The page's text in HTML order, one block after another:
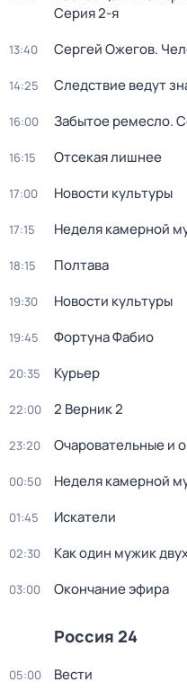
Серия 2-я
13:40 Сергей Ожегов.
14:25 Следствие ведут
16:00 Забытое ремесло.
16:15 Отсекая лишнее
17:00 Новости культуры
17:15 Неделя камерной
18:15 Полтава
19:30 Новости культуры
19:45 Фортуна Фабио
20:35 Курьер
22:00 2 Верник 2
23:20 Очаровательные и
00:50 Неделя камерной
01:45 Искатели
02:30 Как один мужик
03:00 Окончание эфира
Россия 24
05:00 Вести